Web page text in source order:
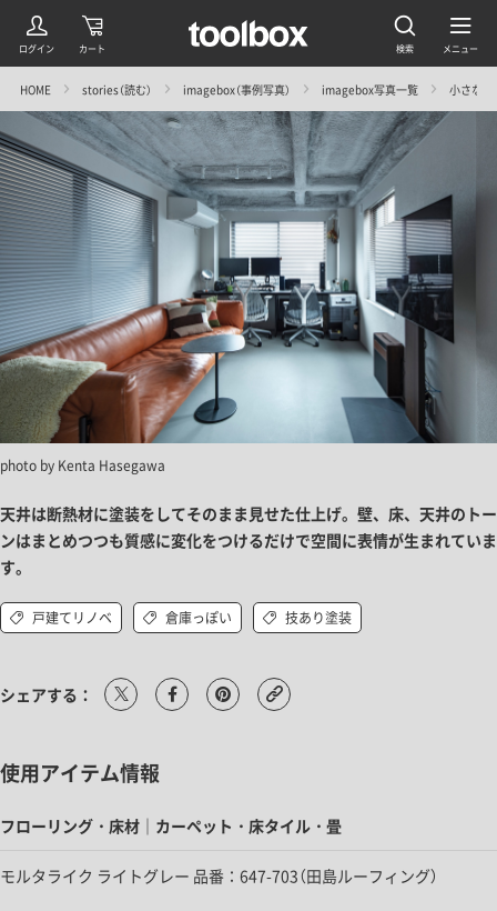
HOME stories（読む） imagebox（事例写真） imagebox写真一覧 小さな
photo by Kenta Hasegawa
天井は断熱材に塗装をしてそのまま見せた仕上げ。壁、床、天井のトー
ンはまとめつつも質感に変化をつけるだけで空間に表情が生まれていま
す。
戸建てリノベ 倉庫っぽい 技あり塗装
シェアする：
使用アイテム情報
フローリング・床材｜カーペット・床タイル・畳
モルタライク ライトグレー 品番：647-703（田島ルーフィング）